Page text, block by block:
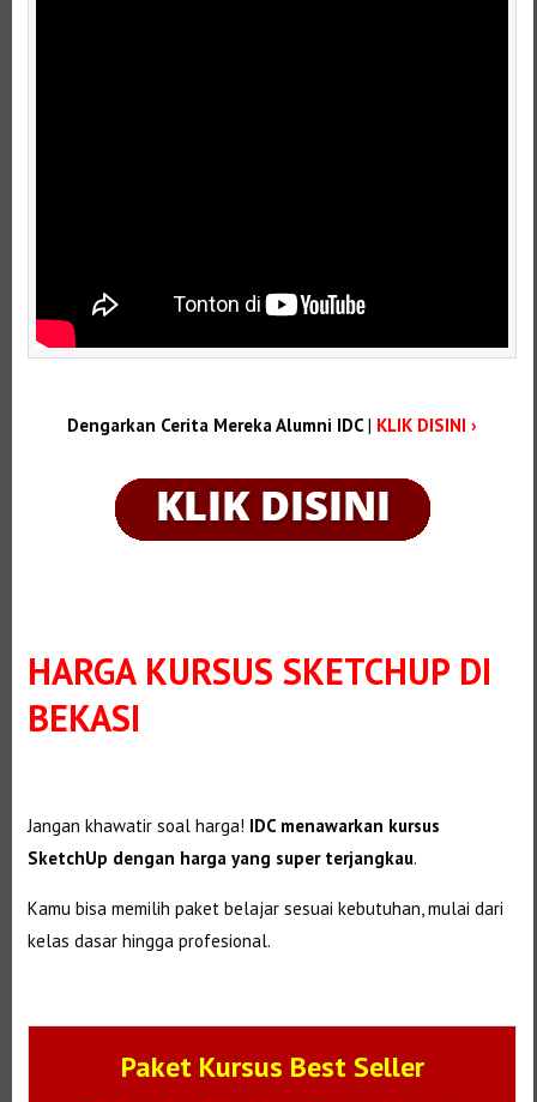
Dengarkan Cerita Mereka Alumni IDC| KLIK DISINI ›
HARGA KURSUS SKETCHUP DI
BEKASI
Jangan khawatir soal harga! IDC menawarkan kursus
SketchUp dengan harga yang super terjangkau.
Kamu bisa memilih paket belajar sesuai kebutuhan, mulai dari
kelas dasar hingga profesional.
Paket Kursus Best Seller